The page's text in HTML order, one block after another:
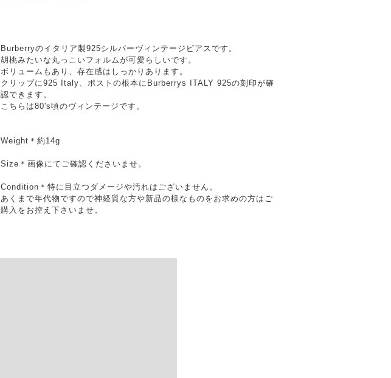
Burberryのイタリア製925シルバーヴィンテージピアスです。
胡桃みたいな丸っこいフォルムが可愛らしいです。
ボリュームもあり、存在感はしっかりあります。
クリップに925 Italy、ポストの根本にBurberrys ITALY 925の刻印が確
認できます。
こちらは80's頃のヴィンテージです。
Weight＊約14g
Size＊画像にてご確認くださいませ。
Condition＊特に目立つダメージや汚れはございません。
あくまで年代物ですので神経質な方や新品の様なものをお求めの方はご
購入をお控え下さいませ。